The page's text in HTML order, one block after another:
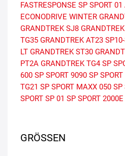
FASTRESPONSE SP SPORT
ECONODRIVE WINTER
GRANDTREK SJ8
TG35 GRANDTREK AT23
LT GRANDTREK ST30
PT2A GRANDTREK TG4 SP
600 SP SPORT 9090 SP
TG21 SP SPORT MAXX 050 SP
SPORT SP 01 SP SPORT 2000E
GRÖSSEN